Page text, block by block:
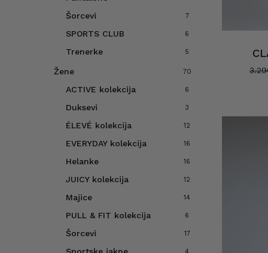
Šorcevi 7
SPORTS CLUB 6
Trenerke 5
Žene 70
ACTIVE kolekcija 6
Duksevi 3
ÉLEVÉ kolekcija 12
EVERYDAY kolekcija 16
Helanke 16
JUICY kolekcija 12
Majice 14
PULL & FIT kolekcija 6
Šorcevi 17